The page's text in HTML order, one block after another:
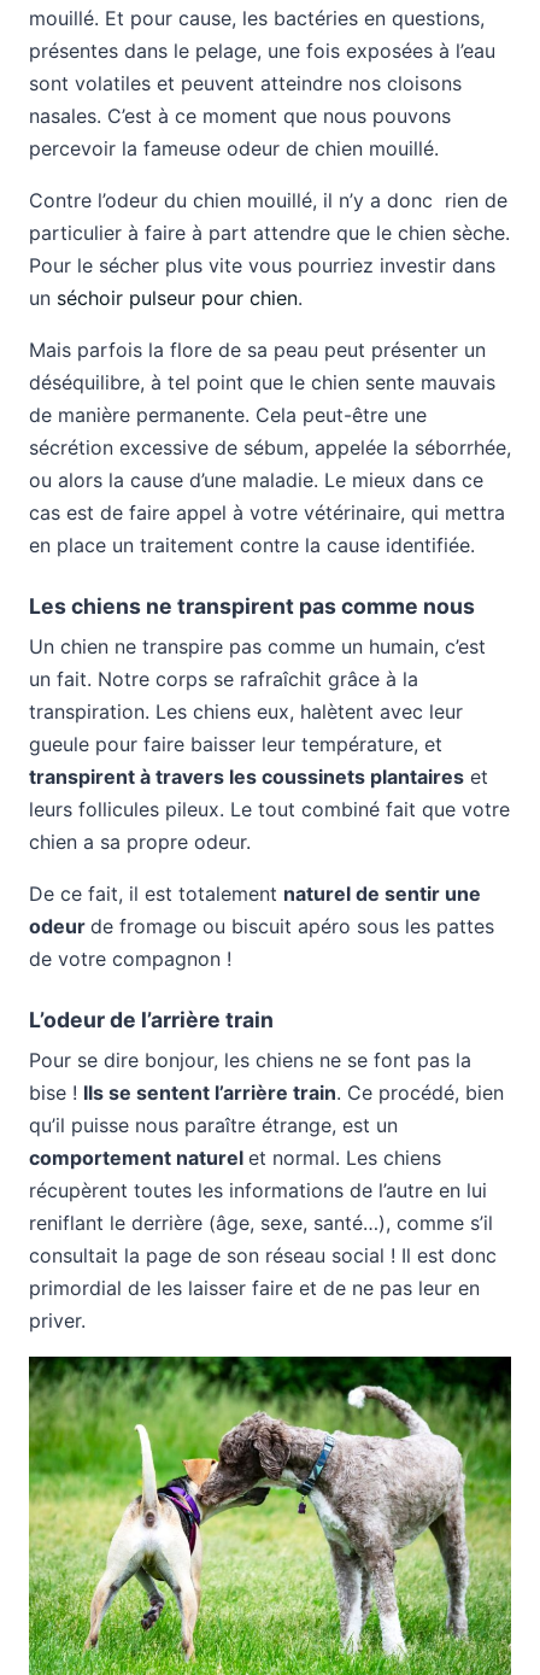
mouillé. Et pour cause, les bactéries en questions,
présentes dans le pelage, une fois exposées à l’eau
sont volatiles et peuvent atteindre nos cloisons
nasales. C’est à ce moment que nous pouvons
percevoir la fameuse odeur de chien mouillé.
Contre l’odeur du chien mouillé, il n’y a donc rien de
particulier à faire à part attendre que le chien sèche.
Pour le sécher plus vite vous pourriez investir dans
un séchoir pulseur pour chien.
Mais parfois la flore de sa peau peut présenter un
déséquilibre, à tel point que le chien sente mauvais
de manière permanente. Cela peut-être une
sécrétion excessive de sébum, appelée la séborrhée,
ou alors la cause d’une maladie. Le mieux dans ce
cas est de faire appel à votre vétérinaire, qui mettra
en place un traitement contre la cause identifiée.
Les chiens ne transpirent pas comme nous
Un chien ne transpire pas comme un humain, c’est
un fait. Notre corps se rafraîchit grâce à la
transpiration. Les chiens eux, halètent avec leur
gueule pour faire baisser leur température, et
transpirent à travers les coussinets plantaires et
leurs follicules pileux. Le tout combiné fait que votre
chien a sa propre odeur.
De ce fait, il est totalement naturel de sentir une
odeur de fromage ou biscuit apéro sous les pattes
de votre compagnon !
L’odeur de l’arrière train
Pour se dire bonjour, les chiens ne se font pas la
bise ! Ils se sentent l’arrière train. Ce procédé, bien
qu’il puisse nous paraître étrange, est un
comportement naturel et normal. Les chiens
récupèrent toutes les informations de l’autre en lui
reniflant le derrière (âge, sexe, santé…), comme s’il
consultait la page de son réseau social ! Il est donc
primordial de les laisser faire et de ne pas leur en
priver.